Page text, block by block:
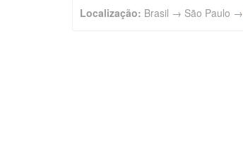
Localização: Brasil → São Paulo →